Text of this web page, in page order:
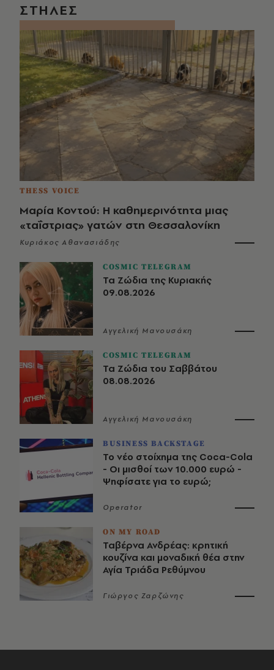
ΣΤΗΛΕΣ
THESS VOICE
Μαρία Κοντού: Η καθημερινότητα μιας
«ταΐστριας» γατών στη Θεσσαλονίκη
Κυριάκος Αθανασιάδης
COSMIC TELEGRAM
Τα Ζώδια της Κυριακής
09.08.2026
Αγγελική Μανουσάκη
COSMIC TELEGRAM
Τα Ζώδια του Σαββάτου
08.08.2026
Αγγελική Μανουσάκη
BUSINESS BACKSTAGE
Το νέο στοίχημα της Coca-Cola
- Οι μισθοί των 10.000 ευρώ -
Ψηφίσατε για το ευρώ;
Operator
ON MY ROAD
Ταβέρνα Ανδρέας: κρητική
κουζίνα και μοναδική θέα στην
Αγία Τριάδα Ρεθύμνου
Γιώργος Ζαρζώνης